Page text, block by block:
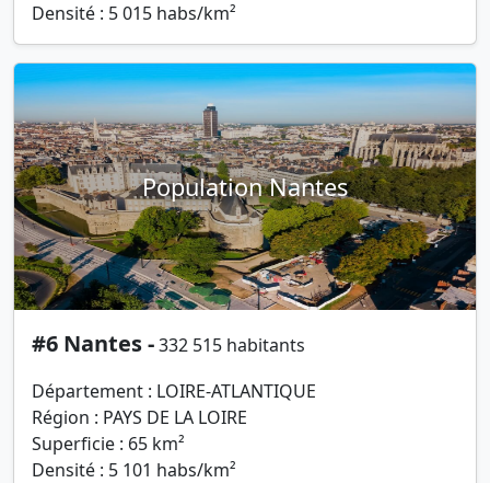
Densité : 5 015 habs/km²
Population Nantes
#6 Nantes -332 515 habitants
Département : LOIRE-ATLANTIQUE
Région : PAYS DE LA LOIRE
Superficie : 65 km²
Densité : 5 101 habs/km²